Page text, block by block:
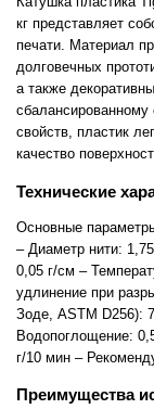
кг представляет
печати. Материал
долговечных
а также
сбалансированному
свойств, пластик
качество
Технические
Основные
– Диаметр нити:
0,05 г/см –
удлинение при
Зоде, ASTM D256):
Водопоглощение:
г/10 мин –
Преимущества